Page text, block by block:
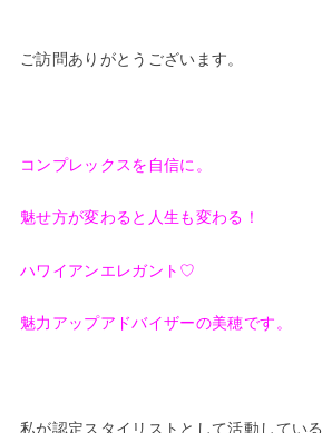
ご訪問ありがとうございます。
コンプレックスを自信に。
魅せ方が変わると人生も変わる！
ハワイアンエレガント♡
魅力アップアドバイザーの美穂です。
私が認定スタイリストとして活動している